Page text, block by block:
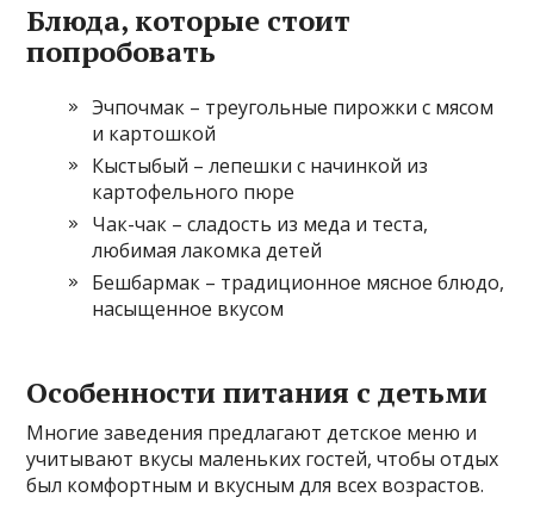
Блюда, которые стоит
попробовать
Эчпочмак – треугольные пирожки с мясом
и картошкой
Кыстыбый – лепешки с начинкой из
картофельного пюре
Чак-чак – сладость из меда и теста,
любимая лакомка детей
Бешбармак – традиционное мясное блюдо,
насыщенное вкусом
Особенности питания с детьми
Многие заведения предлагают детское меню и
учитывают вкусы маленьких гостей, чтобы отдых
был комфортным и вкусным для всех возрастов.